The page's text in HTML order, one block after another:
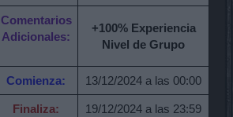
Comentarios
Adicionales:
+100% Experiencia
Nivel de Grupo
Comienza: 13/12/2024 a las 00:00
Finaliza: 19/12/2024 a las 23:59